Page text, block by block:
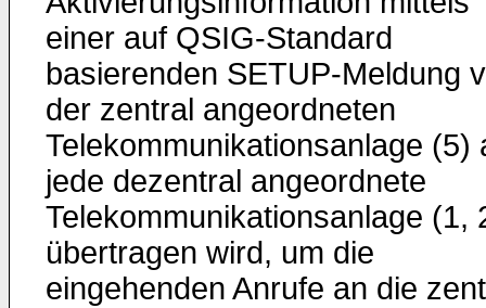
einer auf QSIG-Standard
basierenden SETUP-Meldung
der zentral angeordneten
Telekommunikationsanlage (5)
jede dezentral angeordnete
Telekommunikationsanlage (1,
übertragen wird, um die
eingehenden Anrufe an die